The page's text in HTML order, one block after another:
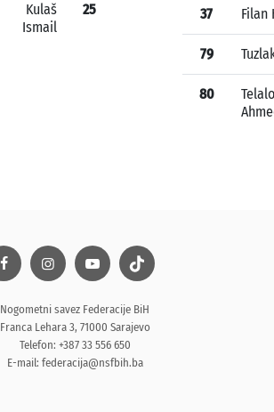
Kulaš
Ismail
25 37 Filan
79
80
Nogometni savez Federacije BiH
Franca Lehara 3, 71000 Sarajevo
Telefon: +387 33 556 650
E-mail: federacija@nsfbih.ba